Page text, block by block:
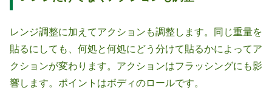
レンジ調整に加えてアクションも調整します。同じ重量を
貼るにしても、何処と何処にどう分けて貼るかによってア
クションが変わります。アクションはフラッシングにも影
響します。ポイントはボディのロールです。